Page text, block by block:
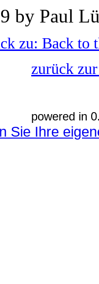
by Paul
zu: Back to
zurück
powered in
Sie Ihre